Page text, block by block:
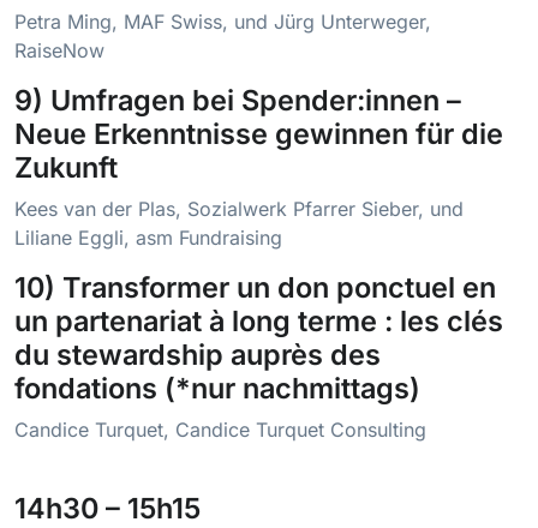
Petra Ming, MAF Swiss, und Jürg Unterweger,
RaiseNow
9) Umfragen bei Spender:innen –
Neue Erkenntnisse gewinnen für die
Zukunft
Kees van der Plas, Sozialwerk Pfarrer Sieber, und
Liliane Eggli, asm Fundraising
10) Transformer un don ponctuel en
un partenariat à long terme : les clés
du stewardship auprès des
fondations (*nur nachmittags)
Candice Turquet, Candice Turquet Consulting
14h30 – 15h15